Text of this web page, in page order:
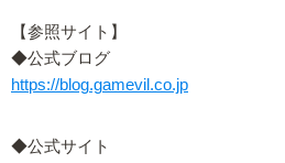
【参照サイト】
◆公式ブログ
https://blog.gamevil.co.jp
◆公式サイト